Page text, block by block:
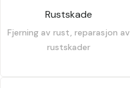
Rustskade
Fjerning av rust, reparasjon av
rustskader